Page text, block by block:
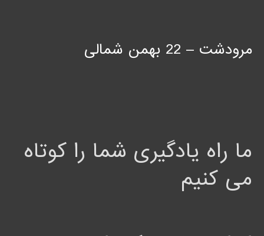
مرودشت – 22 بهمن شمالی
ما راه یادگیری شما را کوتاه
می کنیم